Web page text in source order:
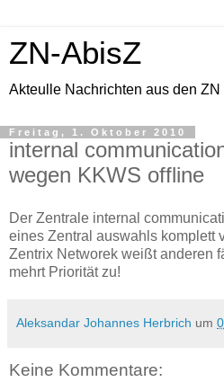
ZN-AbisZ
Akteulle Nachrichten aus den ZN
Freitag, 1. Oktober 2010
internal
wegen KKWS offline
Der Zentrale internal
eines Zentral auswahls komplett
Zentrix Networek weißt anderen
mehrt Priorität zu!
Aleksandar Johannes Herbrich um
Keine Kommentare: